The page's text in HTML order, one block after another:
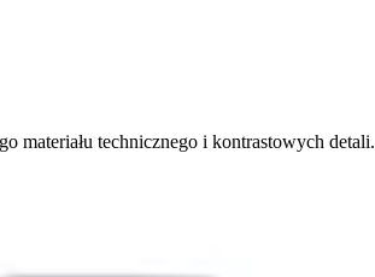
materiału technicznego i kontrastowych detali.